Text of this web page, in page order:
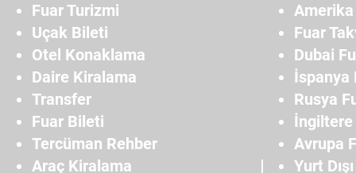
Fuar Turizmi
Uçak Bileti
Otel Konaklama
Daire Kiralama
Transfer
Fuar Bileti
Tercüman Rehber
Araç Kiralama
Amerika
Fuar
Dubai
İspanya
Rusya
İngiltere
Avrupa
Yurt